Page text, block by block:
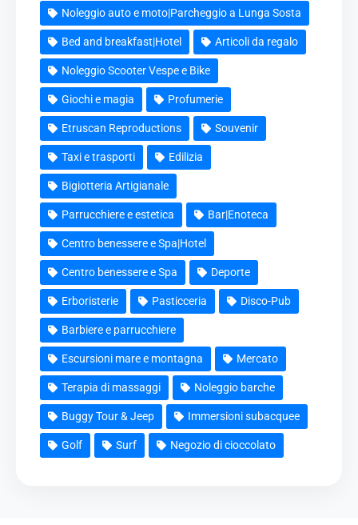
Noleggio auto e moto|Parcheggio a Lunga Sosta
Bed and breakfast|Hotel Articoli da regalo
Noleggio Scooter Vespe e Bike
Giochi e magia Profumerie
Etruscan Reproductions Souvenir
Taxi e trasporti Edilizia
Bigiotteria Artigianale
Parrucchiere e estetica Bar|Enoteca
Centro benessere e Spa|Hotel
Centro benessere e Spa Deporte
Erboristerie Pasticceria Disco-Pub
Barbiere e parrucchiere
Escursioni mare e montagna Mercato
Terapia di massaggi Noleggio barche
Buggy Tour & Jeep Immersioni subacquee
Golf Surf Negozio di cioccolato